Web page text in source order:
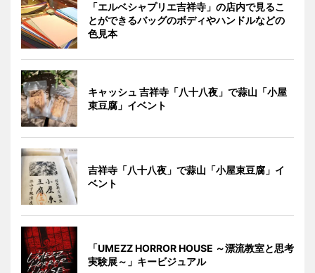
「エルベシャプリエ吉祥寺」の店内で見るこ
とができるバッグのボディやハンドルなどの
色見本
キャッシュ 吉祥寺「八十八夜」で蒜山「小屋
束豆腐」イベント
吉祥寺「八十八夜」で蒜山「小屋束豆腐」イ
ベント
「UMEZZ HORROR HOUSE ～漂流教室と思考
実験展～」キービジュアル